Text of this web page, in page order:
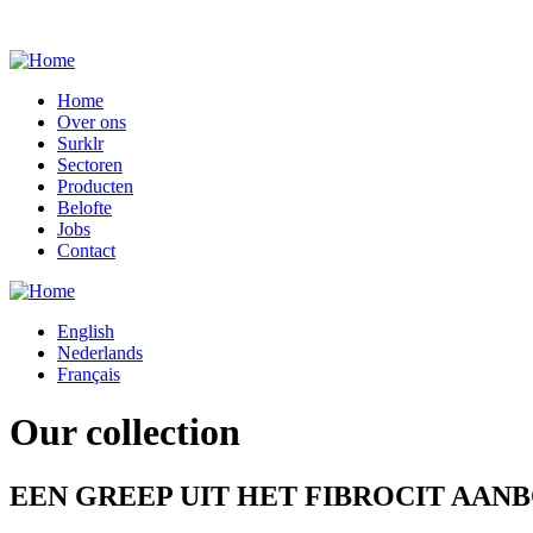
Main
navigation
Home
Over ons
Surklr
Sectoren
Producten
Belofte
Jobs
Contact
English
Nederlands
Français
Our collection
EEN GREEP UIT HET FIBROCIT